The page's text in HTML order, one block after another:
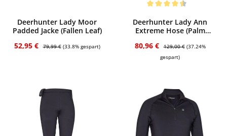
Deerhunter Lady Moor
Padded Jacke (Fallen Leaf)
Verkaufspreis:
52,95 € Regulärer Preis:
79,99 € (33.8% gespart)
Bewerten
Deerhunter Lady Ann
Extreme Hose (Palm
Verkaufspreis:
80,96 € Regulärer Preis:
129,00 € (37.24%
gespart)